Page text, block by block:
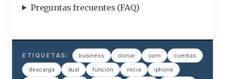
Preguntas frecuentes (FAQ)
ETIQUETAS: business clonar com cuentas
descarga dual función inicia iphone